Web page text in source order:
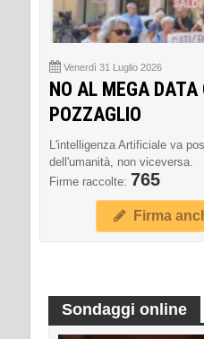
Venerdì 31 Luglio 2026
NO AL MEGA
POZZAGLIO
L'intelligenza Artificiale va
dell'umanità, non viceversa.
Firme raccolte: 765
Firma
Sondaggi online